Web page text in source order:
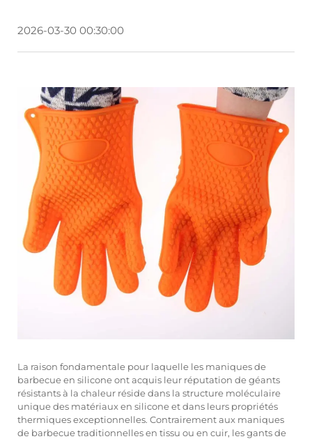
2026-03-30 00:30:00
La raison fondamentale pour laquelle les maniques de
barbecue en silicone ont acquis leur réputation de géants
résistants à la chaleur réside dans la structure moléculaire
unique des matériaux en silicone et dans leurs propriétés
thermiques exceptionnelles. Contrairement aux maniques
de barbecue traditionnelles en tissu ou en cuir, les gants de